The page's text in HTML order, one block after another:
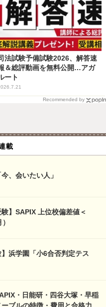
法試験予備試験2026、解答速
＆総評動画を無料公開…アガ
ート
Recommended by
載
、会いたい人」
】SAPIX 上位校偏差値＜
浜学園「小6合否判定テス
・日能研・四谷大塚・早稲